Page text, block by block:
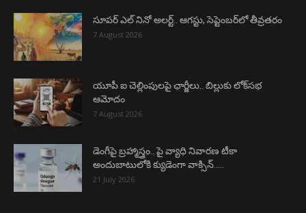
సూపర్ ఎల్ నినో అలర్ట్.. ఆగస్టు, సెప్టెంబర్‌లో తీవ్రతరం
7 August 2026
యూపీ ఐ చెల్లింపులపై ఛార్జీలు.. బిల్లుకు లోక్‌సభ
ఆమోదం
7 August 2026
డెంగీపై బ్రహ్మాస్త్రం.. పై వ్యాధి నివారణ టీకా
అందుబాటులోకి క్యుడెంగా వాక్సిన్…..
21 July 2026